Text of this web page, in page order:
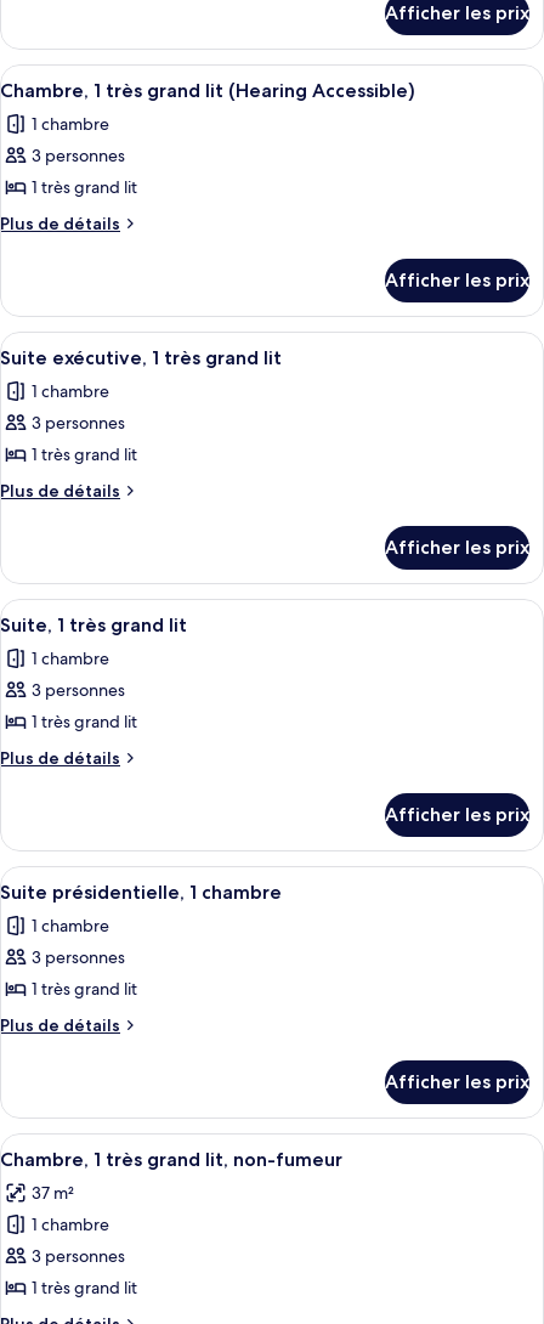
chambre :
Chambre,
2
grands
lits
(Mobility
Accessible,
Roll-
Chambre,
grands
(Mobility
Accessible,
In
Shower)
Afficher les prix
Afficher
toutes
les
photos
pour
ce
chambre :
Chambre,
1
très
grand
lit
(Hearing
Accessible)
Une chambre d’hôtel avec un grand
5
Chambre, 1 très grand lit (Hearing Accessible)
1 chambre
3 personnes
1 très grand lit
Plus de détails
Plus
Chambre,
très
lit
(Hearing
Afficher les prix
Afficher
toutes
les
photos
pour
ce
chambre :
Suite
exécutive,
très
grand
lit
Une chambre d’hôtel moderne
4
Suite exécutive, 1 très grand lit
1 chambre
3 personnes
1 très grand lit
Plus de détails
Plus
Suite
exécutive,
1
grand
lit
Afficher les prix
Afficher
toutes
les
photos
pour
ce
chambre :
Suite,
1
très
grand
lit
Une chambre d’hôtel moderne
5
Suite, 1 très grand lit
1 chambre
3 personnes
1 très grand lit
Plus de détails
Plus
Suite,
très
lit
Afficher les prix
Afficher
toutes
les
photos
pour
ce
chambre :
Suite
présidentielle,
1
chambre
Un salon moderne avec une table à
7
Suite présidentielle, 1 chambre
1 chambre
3 personnes
1 très grand lit
Plus de détails
Plus
Suite
présidentielle,
1
Afficher les prix
Afficher
toutes
les
photos
pour
ce
type
Une chambre d’hôtel avec un grand
6
Chambre, 1 très grand lit, non-fumeur
37 m²
1 chambre
3 personnes
1 très grand lit